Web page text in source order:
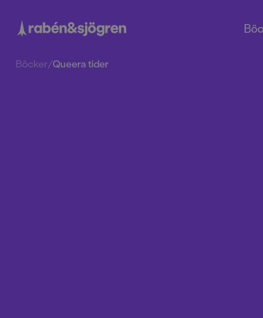
Böcker/Queera tider